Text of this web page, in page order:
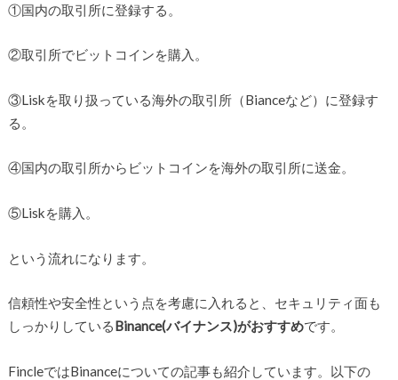
①国内の取引所に登録する。
②取引所でビットコインを購入。
③Liskを取り扱っている海外の取引所（Bianceなど）に登録す
る。
④国内の取引所からビットコインを海外の取引所に送金。
⑤Liskを購入。
という流れになります。
信頼性や安全性という点を考慮に入れると、セキュリティ面も
しっかりしているBinance(バイナンス)がおすすめです。
FincleではBinanceについての記事も紹介しています。以下の